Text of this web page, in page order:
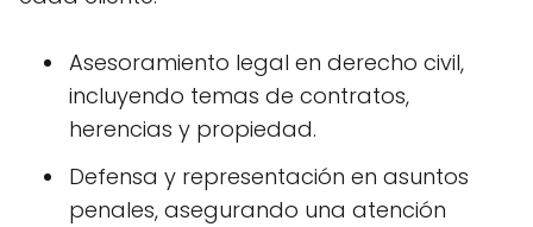
Asesoramiento legal en derecho civil,
incluyendo temas de contratos,
herencias y propiedad.
Defensa y representación en asuntos
penales, asegurando una atención